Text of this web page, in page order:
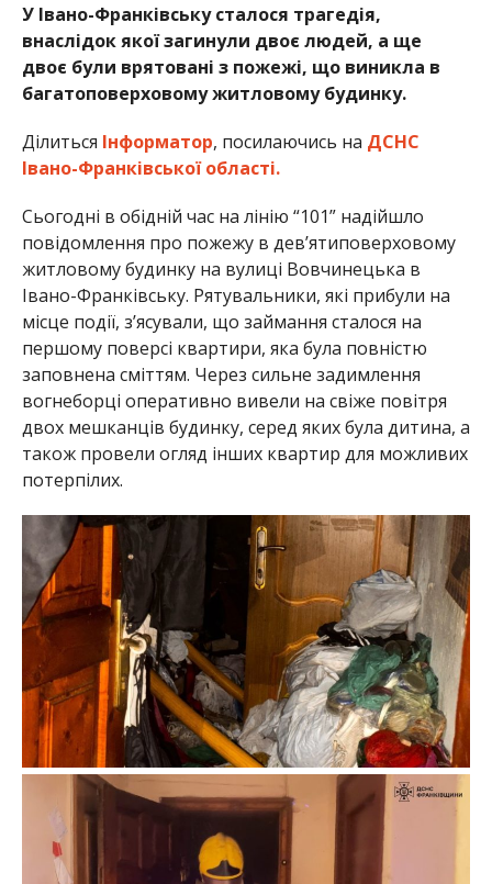
У Івано-Франківську сталося трагедія,
внаслідок якої загинули двоє людей, а ще
двоє були врятовані з пожежі, що виникла в
багатоповерховому житловому будинку.
Ділиться Інформатор, посилаючись на ДСНС
Івано-Франківської області.
Сьогодні в обідній час на лінію “101” надійшло
повідомлення про пожежу в дев’ятиповерховому
житловому будинку на вулиці Вовчинецька в
Івано-Франківську. Рятувальники, які прибули на
місце події, з’ясували, що займання сталося на
першому поверсі квартири, яка була повністю
заповнена сміттям. Через сильне задимлення
вогнеборці оперативно вивели на свіже повітря
двох мешканців будинку, серед яких була дитина, а
також провели огляд інших квартир для можливих
потерпілих.